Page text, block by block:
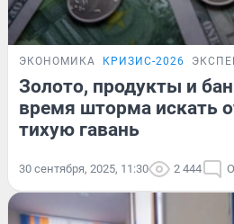
ЭКОНОМИКА КРИЗИС-2026
Золото, продукты и
время шторма искать
тихую гавань
30 сентября, 2025, 11:30 2 444